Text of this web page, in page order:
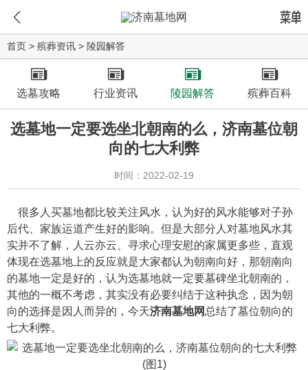
首页 > 殡葬资讯 > 陵园解答
选墓攻略 行业资讯 陵园解答 殡葬百科
选墓地一定要选坐北朝南的么，济南墓位朝
向的七大利弊
时间：2022-02-19
很多人买墓地都比较关注风水，认为好的风水能够对子孙
后代、家族运道产生好的影响。但是大部分人对墓地风水其
实并不了解，人云亦云、寻求心理安慰的家属更多些，直观
体现在选墓地上的反应就是大家都认为朝南向好，那朝南向
的墓地一定是好的，认为选墓地就一定要墓碑坐北朝南的，
其他的一概不考虑，其实没有必要纠结于这种执念，因为朝
向的选择是因人而异的，今天济南墓地网 总结了墓位朝向的
七大利弊。